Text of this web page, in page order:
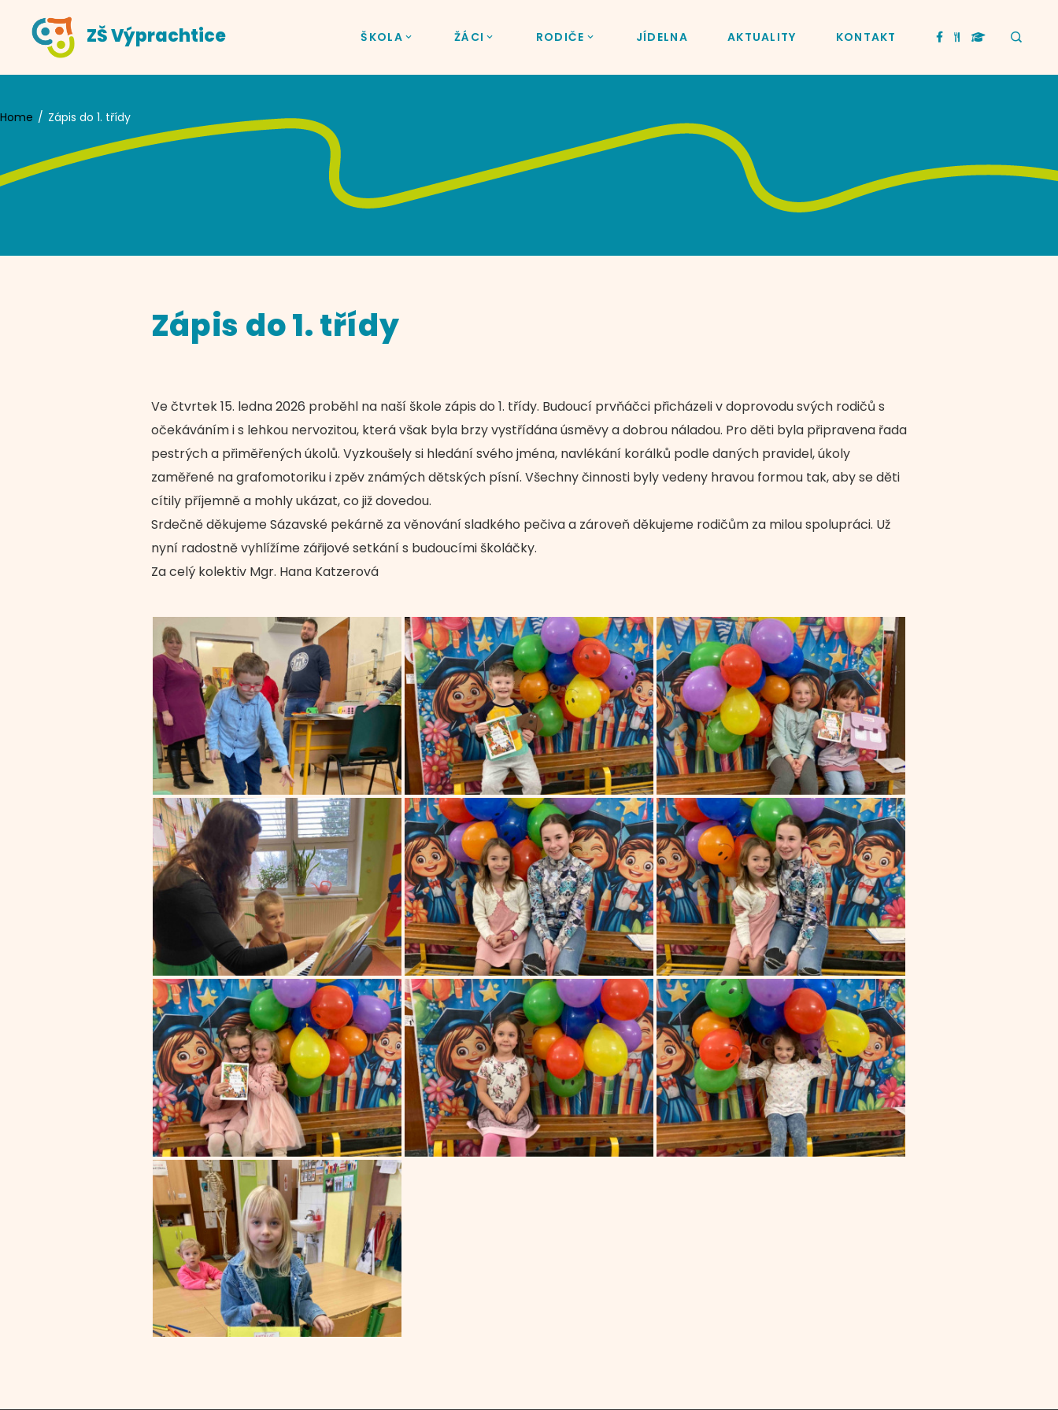
content
ZŠ Výprachtice ŠKOLA ŽÁCI RODIČE JÍDELNA AKTUALITY KONTAKT
Home Zápis do 1. třídy
Zápis do 1. třídy
Ve čtvrtek 15. ledna 2026 proběhl na naší škole zápis do 1. třídy. Budoucí prvňáčci přicházeli v doprovodu svých rodičů s
očekáváním i s lehkou nervozitou, která však byla brzy vystřídána úsměvy a dobrou náladou. Pro děti byla připravena řada
pestrých a přiměřených úkolů. Vyzkoušely si hledání svého jména, navlékání korálků podle daných pravidel, úkoly
zaměřené na grafomotoriku i zpěv známých dětských písní. Všechny činnosti byly vedeny hravou formou tak, aby se děti
cítily příjemně a mohly ukázat, co již dovedou.
Srdečně děkujeme Sázavské pekárně za věnování sladkého pečiva a zároveň děkujeme rodičům za milou spolupráci. Už
nyní radostně vyhlížíme zářijové setkání s budoucími školáčky.
Za celý kolektiv Mgr. Hana Katzerová